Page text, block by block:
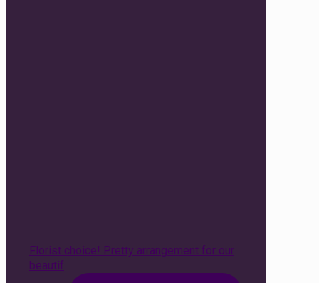
Florist choice! Pretty arrangement for our
beautif